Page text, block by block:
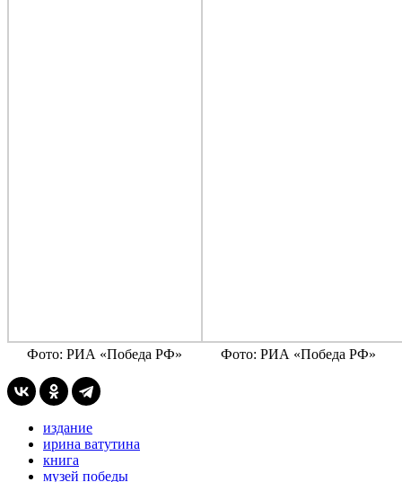
Фото: РИА «Победа РФ» Фото: РИА «Победа РФ»
издание
ирина ватутина
книга
музей победы